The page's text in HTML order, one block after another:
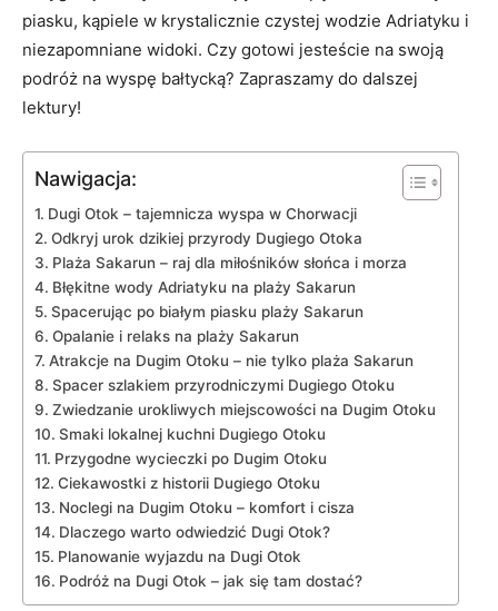
piasku, kąpiele w krystalicznie czystej wodzie ‌Adriatyku i
niezapomniane widoki. Czy gotowi jesteście na‌ swoją
podróż na‌ wyspę bałtycką? Zapraszamy do ⁣dalszej
lektury!
Nawigacja:
Dugi Otok ⁣– tajemnicza⁣ wyspa w Chorwacji
Odkryj urok dzikiej przyrody Dugiego Otoka
Plaża Sakarun – raj dla ‌miłośników słońca ⁣i ​morza
Błękitne wody Adriatyku na plaży Sakarun
Spacerując po⁤ białym piasku plaży‌ Sakarun
Opalanie i relaks na plaży ‍Sakarun
Atrakcje na Dugim Otoku – nie ⁢tylko plaża Sakarun
Spacer szlakiem przyrodniczymi Dugiego Otoku
Zwiedzanie ⁣urokliwych miejscowości na Dugim Otoku
Smaki lokalnej ​kuchni Dugiego Otoku
Przygodne wycieczki po Dugim Otoku
Ciekawostki z historii ⁢Dugiego Otoku
Noclegi ⁤na Dugim Otoku –⁤ komfort i‍ cisza
Dlaczego warto⁤ odwiedzić Dugi Otok?
Planowanie wyjazdu na Dugi⁣ Otok
Podróż na ‌Dugi Otok ‍– jak się tam dostać?